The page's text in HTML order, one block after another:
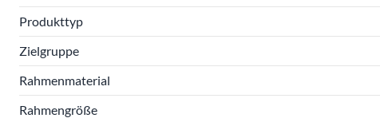
Produkttyp
Zielgruppe
Rahmenmaterial
Rahmengröße